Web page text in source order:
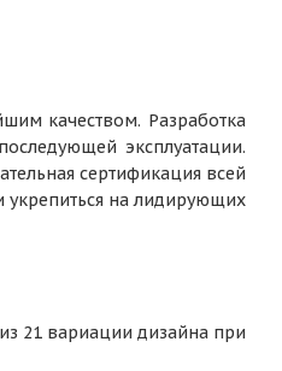
качеством. Разработка
эксплуатации.
сертификация всей
укрепиться на лидирующих
21 вариации дизайна при